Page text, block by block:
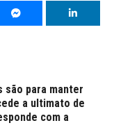
para manter
a ultimato de
com a